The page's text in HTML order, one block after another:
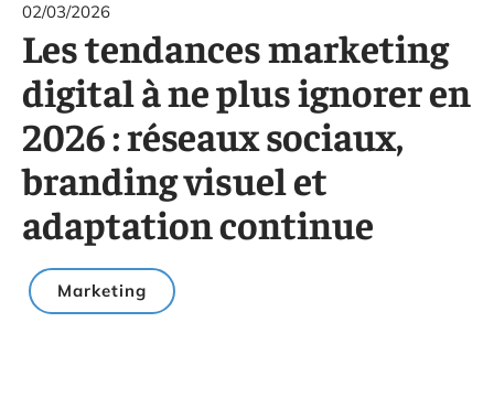
02/03/2026
Les tendances marketing
digital à ne plus ignorer en
2026 : réseaux sociaux,
branding visuel et
adaptation continue
Marketing